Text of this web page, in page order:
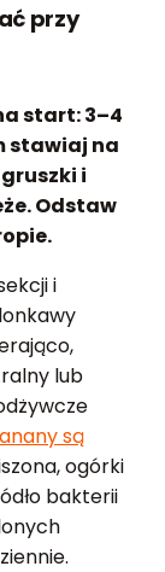
przy
start: 3–4
stawiaj na
i
Odstaw
i
lub
są
ogórki
bakterii